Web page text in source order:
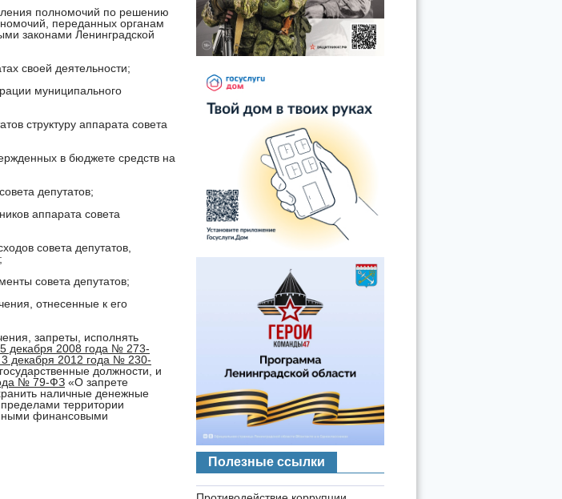
полномочий по решению
переданных органам
законами Ленинградской
своей деятельности;
муниципального
структуру аппарата совета
в бюджете средств на
депутатов;
аппарата совета
совета депутатов,
совета депутатов;
отнесенные к его
запреты, исполнять
декабря 2008 года № 273-
3 декабря 2012 года № 230-
должности, и
№ 79-ФЗ «О запрете
наличные денежные
территории
финансовыми
Полезные ссылки